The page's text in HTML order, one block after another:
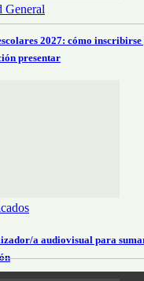
General
2027: cómo inscribirse
presentar
a audiovisual para